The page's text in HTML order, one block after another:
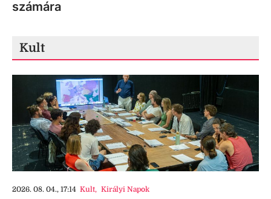
számára
Kult
2026. 08. 04., 17:14 Kult, Királyi Napok